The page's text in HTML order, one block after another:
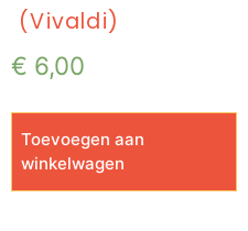
(Vivaldi)
€ 6,00
Toevoegen aan
winkelwagen